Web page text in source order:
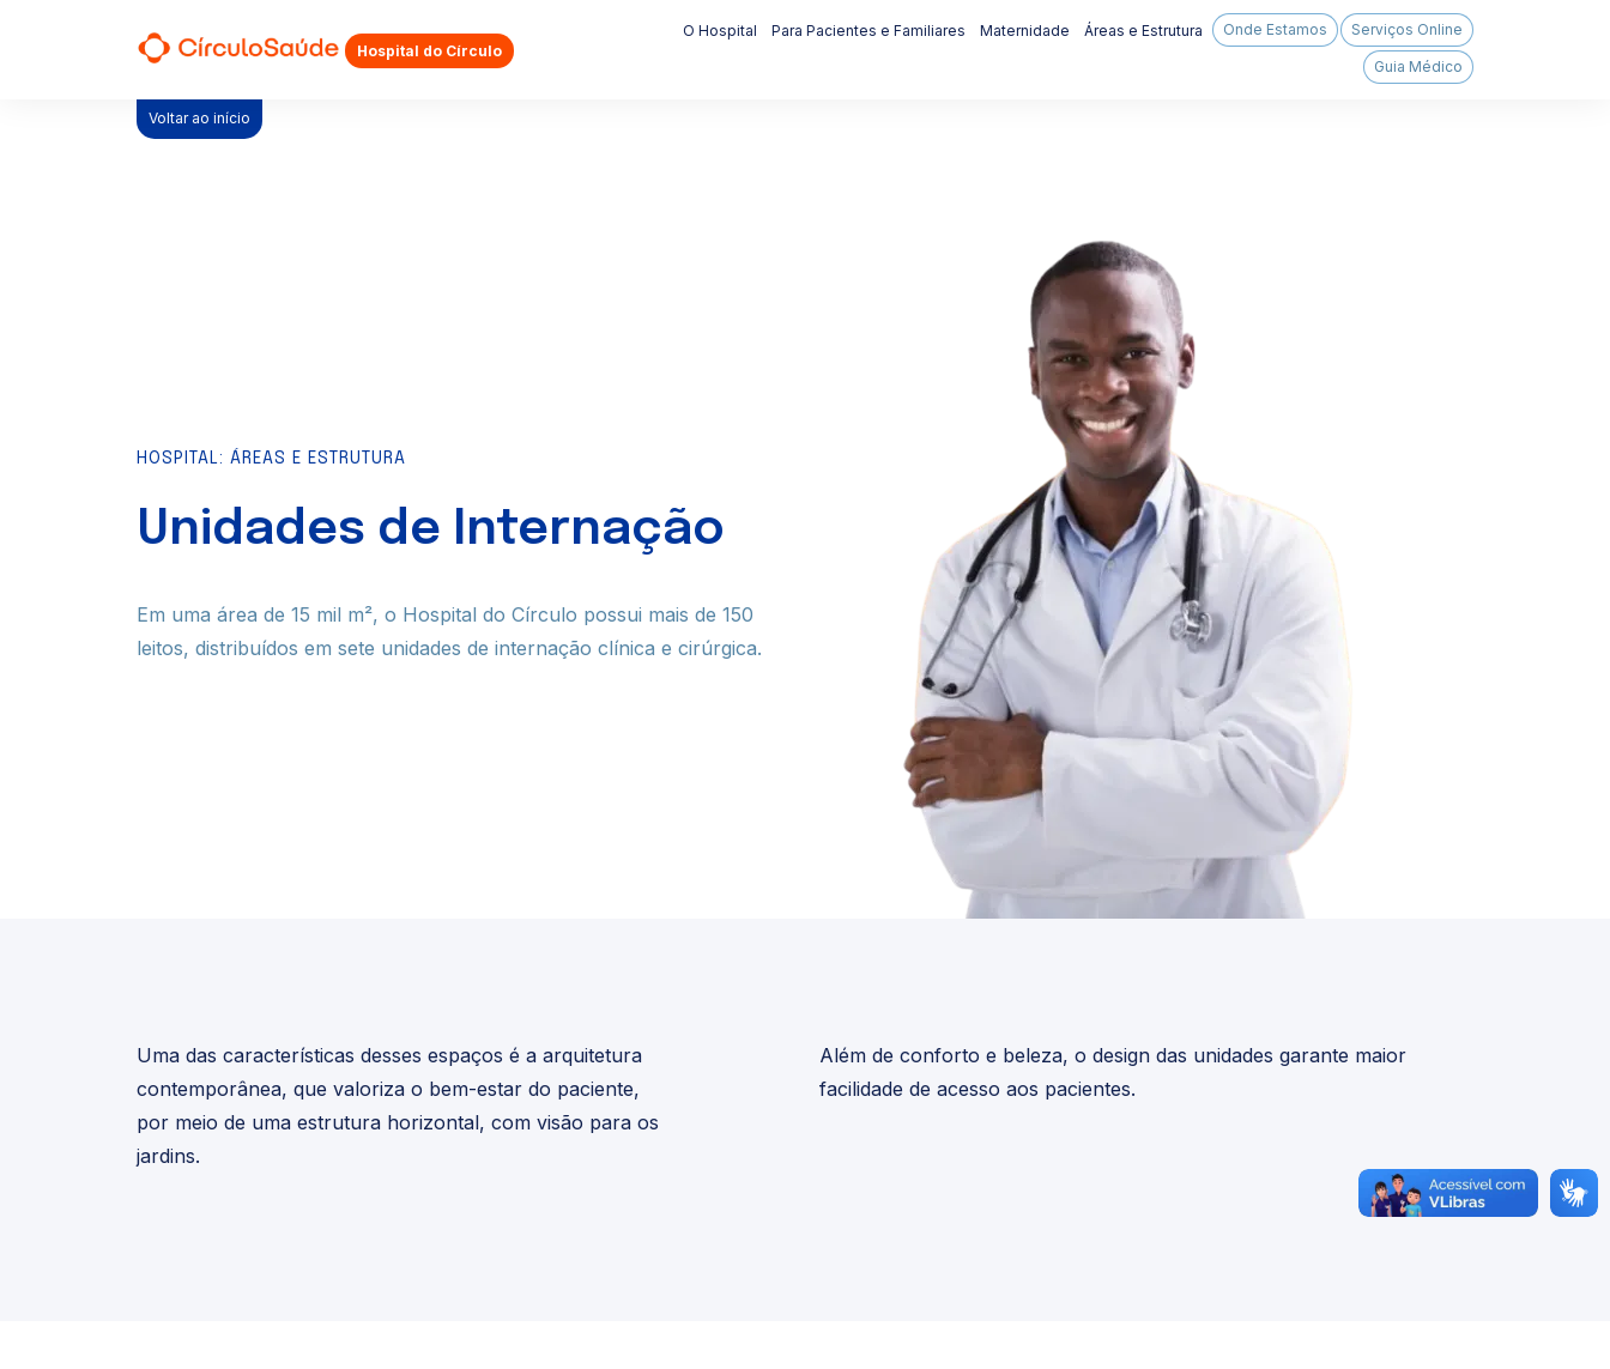
Hospital do Círculo
O Hospital Para Pacientes e Familiares Maternidade Áreas e Estrutura Onde Estamos Serviços Online
Guia Médico
Voltar ao início
HOSPITAL: ÁREAS E ESTRUTURA
Unidades de Internação
Em uma área de 15 mil m², o Hospital do Círculo possui mais de 150
leitos, distribuídos em sete unidades de internação clínica e cirúrgica.
Uma das características desses espaços é a arquitetura
contemporânea, que valoriza o bem-estar do paciente,
por meio de uma estrutura horizontal, com visão para os
jardins.
Além de conforto e beleza, o design das unidades garante maior
facilidade de acesso aos pacientes.
Acidente de Trabalho
Planos de Saúde
Completo para você, essencial para sua saúde. O Círculo